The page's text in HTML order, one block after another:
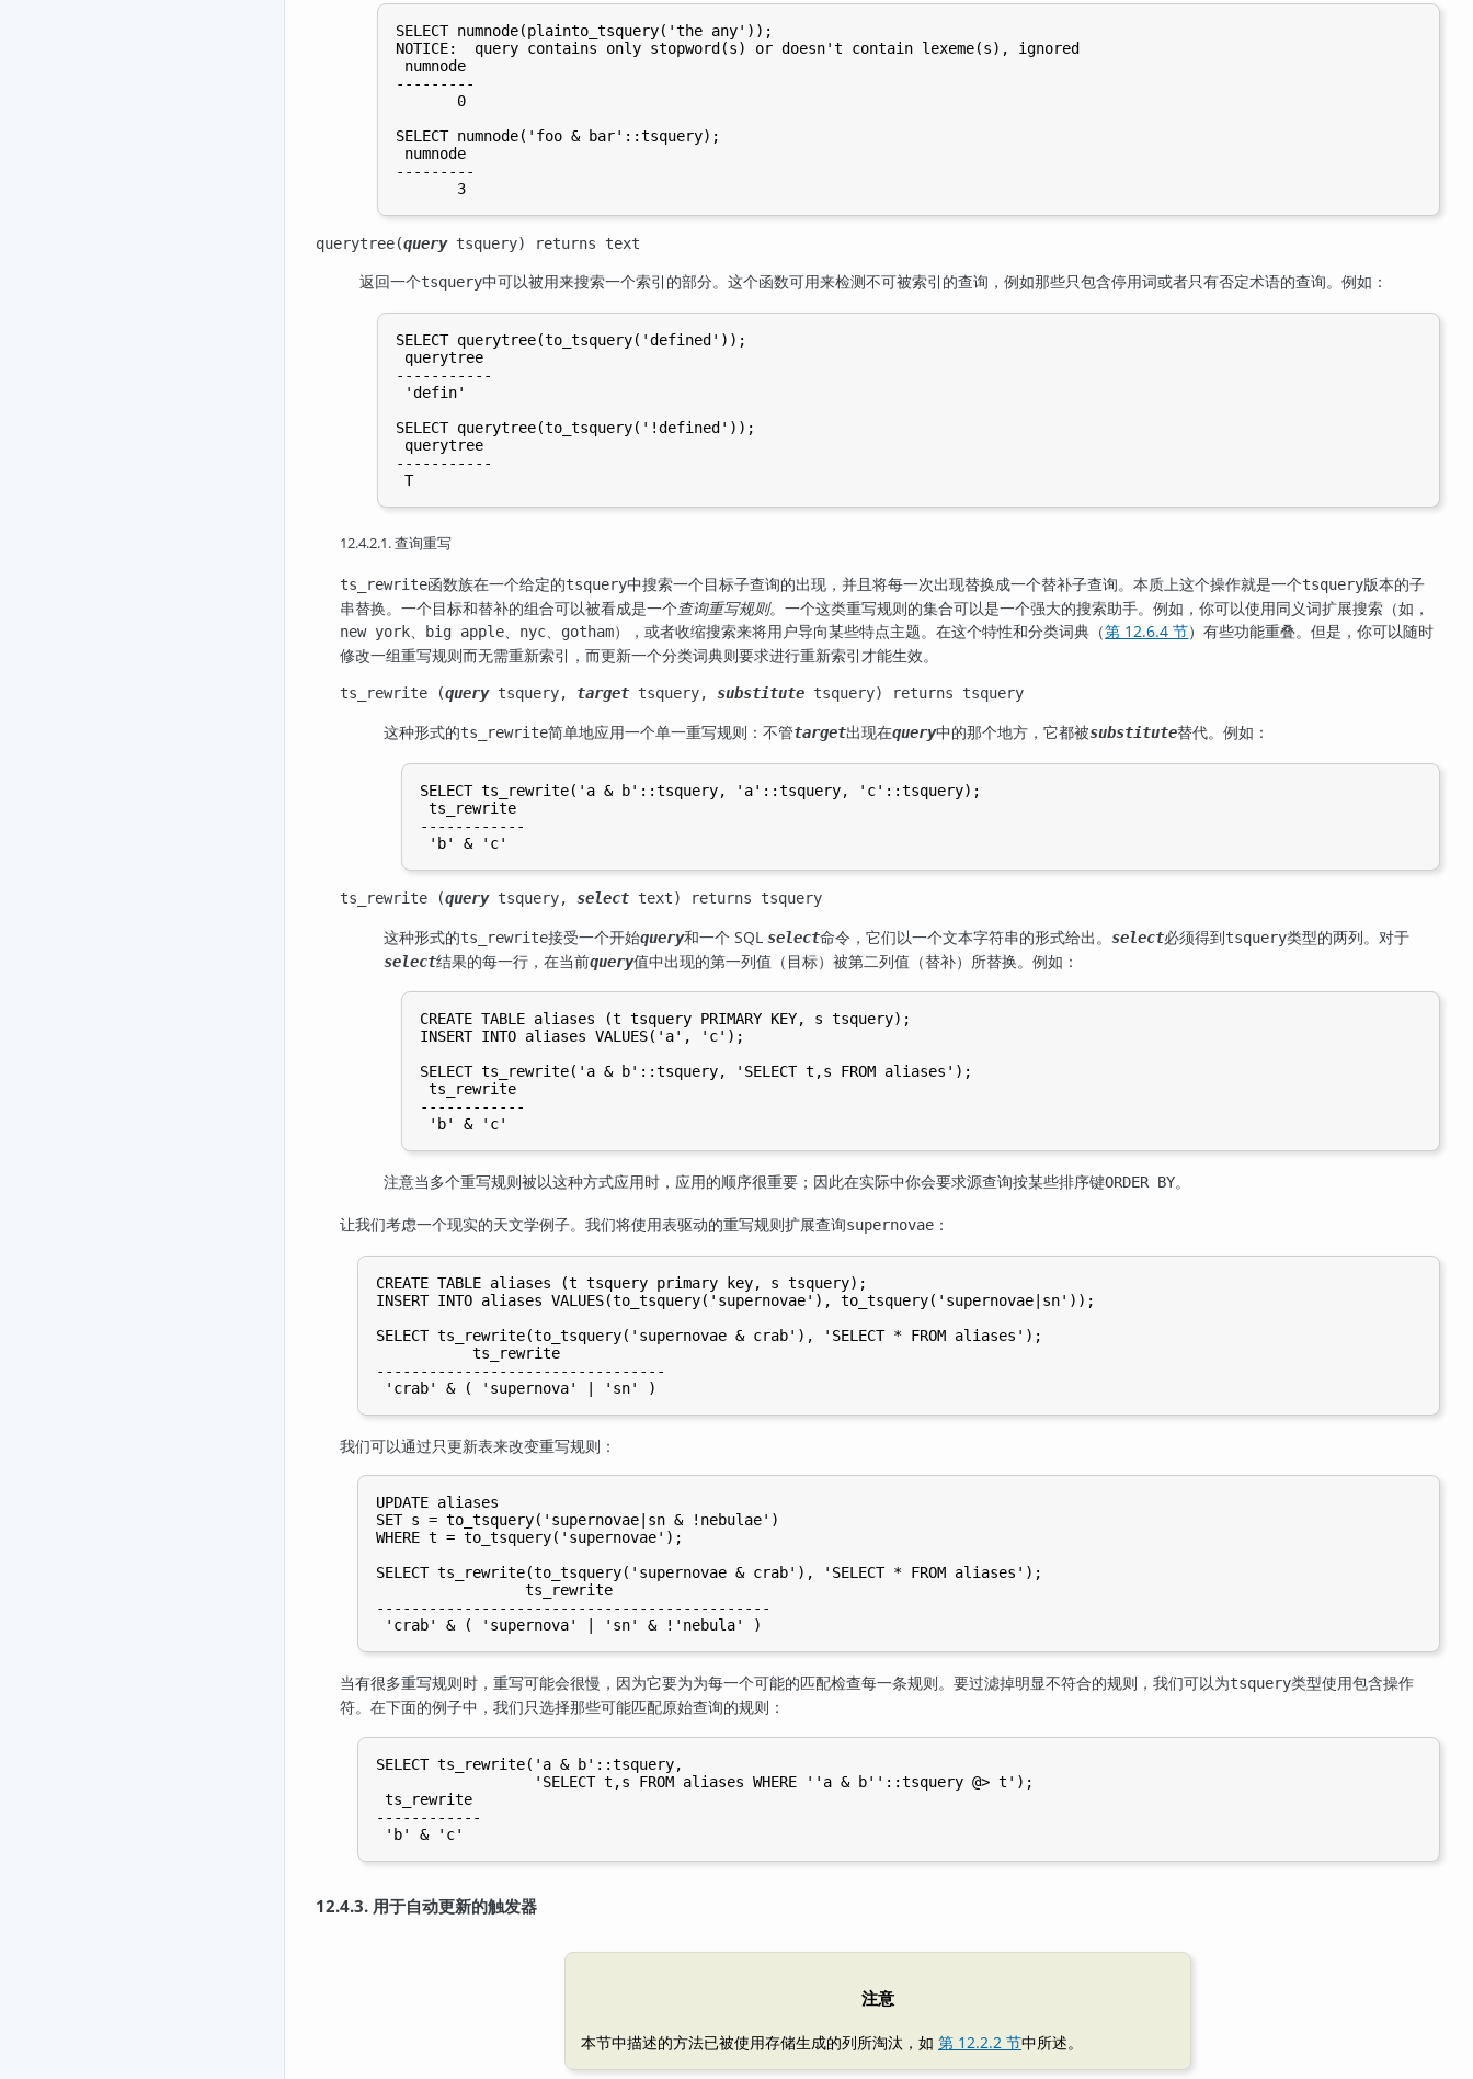
SELECT numnode(plainto_tsquery('the any'));
NOTICE:  query contains only stopword(s) or doesn't contain lexeme(s), ignored
numnode
---------
       0
SELECT numnode('foo & bar'::tsquery);
numnode
---------
querytree(query tsquery) returns text
返回一个tsquery中可以被用来搜索一个索引的部分。这个函数可用来检测不可被索引的查询，例如那些只包含停用词或者只有否定术语的查询。例如：
SELECT querytree(to_tsquery('defined'));
querytree
-----------
'defin'
SELECT querytree(to_tsquery('!defined'));
querytree
-----------
12.4.2.1. 查询重写
ts_rewrite函数族在一个给定的tsquery中搜索一个目标子查询的出现，并且将每一次出现替换成一个替补子查询。本质上这个操作就是一个tsquery版本的子
串替换。一个目标和替补的组合可以被看成是一个查询重写规则。一个这类重写规则的集合可以是一个强大的搜索助手。例如，你可以使用同义词扩展搜索（如，
new york big apple nyc gotham），或者收缩搜索来将用户导向某些特点主题。在这个特性和分类词典（第 12.6.4 节）有些功能重叠。但是，你可以随时
修改一组重写规则而无需重新索引，而更新一个分类词典则要求进行重新索引才能生效。
ts_rewrite (query tsquery, target tsquery,substitute tsquery) returns tsquery
这种形式的ts_rewrite简单地应用一个单一重写规则：不管target出现在query中的那个地方，它都被substitute替代。例如：
SELECT ts_rewrite('a & b'::tsquery, 'a'::tsquery, 'c'::tsquery);
ts_rewrite
------------
ts_rewrite (query tsquery,select text) returns tsquery
这种形式的ts_rewrite接受一个开始query和一个 SQLselect命令，它们以一个文本字符串的形式给出。select必须得到tsquery类型的两列。对于
select结果的每一行，在当前query值中出现的第一列值（目标）被第二列值（替补）所替换。例如：
CREATE TABLE aliases (t tsquery PRIMARY KEY, s tsquery);
INSERT INTO aliases VALUES('a', 'c');
SELECT ts_rewrite('a & b'::tsquery, 'SELECT t,s FROM aliases');
ts_rewrite
------------
注意当多个重写规则被以这种方式应用时，应用的顺序很重要；因此在实际中你会要求源查询按某些排序键ORDER BY。
让我们考虑一个现实的天文学例子。我们将使用表驱动的重写规则扩展查询supernovae ：
CREATE TABLE aliases (t tsquery primary key, s tsquery);
INSERT INTO aliases VALUES(to_tsquery('supernovae'), to_tsquery('supernovae|sn'));
SELECT ts_rewrite(to_tsquery('supernovae & crab'), 'SELECT * FROM aliases');
           ts_rewrite
---------------------------------
我们可以通过只更新表来改变重写规则：
UPDATE aliases
SET s = to_tsquery('supernovae|sn & !nebulae')
WHERE t = to_tsquery('supernovae');
SELECT ts_rewrite(to_tsquery('supernovae & crab'), 'SELECT * FROM aliases');
                 ts_rewrite
---------------------------------------------
当有很多重写规则时，重写可能会很慢，因为它要为为每一个可能的匹配检查每一条规则。要过滤掉明显不符合的规则，我们可以为tsquery类型使用包含操作
符。在下面的例子中，我们只选择那些可能匹配原始查询的规则：
SELECT ts_rewrite('a & b'::tsquery,
                  'SELECT t,s FROM aliases WHERE ''a & b''::tsquery @> t');
ts_rewrite
------------
12.4.3. 用于自动更新的触发器
注意
本节中描述的方法已被使用存储生成的列所淘汰，如 第 12.2.2 节中所述。